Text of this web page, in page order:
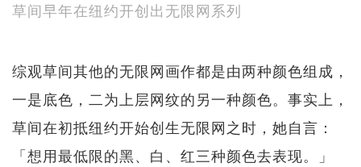
草间早年在纽约开创出无限网系列
综观草间其他的无限网画作都是由两种颜色组成，
一是底色，二为上层网纹的另一种颜色。事实上，
草间在初抵纽约开始创生无限网之时，她自言：
「想用最低限的黑、白、红三种颜色去表现。」